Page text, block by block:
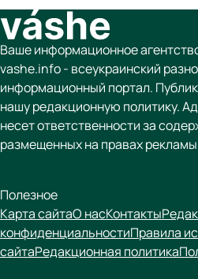
Ваше информационное
vashe.info - всеукраинский
информационный портал.
нашу редакционную политику.
несет ответственности за
размещенных на правах
Полезное
Карта сайтаО насКонтакты
конфиденциальностиПравила
сайтаРедакционная политика